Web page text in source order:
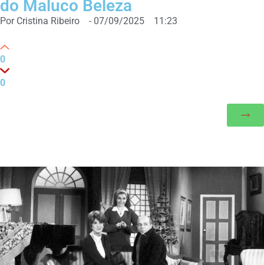
do Maluco Beleza
Por Cristina Ribeiro - 07/09/2025 11:23
0
0